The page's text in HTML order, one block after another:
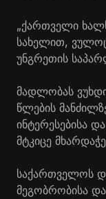
„ქართველი
სახელით,
უნგრეთის
მადლობას
წლების
ინტერესებისა
მტკიცე
საქართველოს
მეგობრობისა